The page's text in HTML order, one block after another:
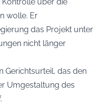
Kontrolle über die
wolle. Er
das Projekt unter
nicht länger
Gerichtsurteil, das den
Umgestaltung des